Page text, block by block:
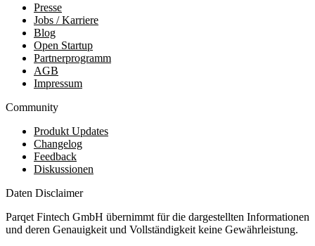
Presse
Jobs / Karriere
Blog
Open Startup
Partnerprogramm
AGB
Impressum
Community
Produkt Updates
Changelog
Feedback
Diskussionen
Daten Disclaimer
Parqet Fintech GmbH übernimmt für die dargestellten Informationen
und deren Genauigkeit und Vollständigkeit keine Gewährleistung.